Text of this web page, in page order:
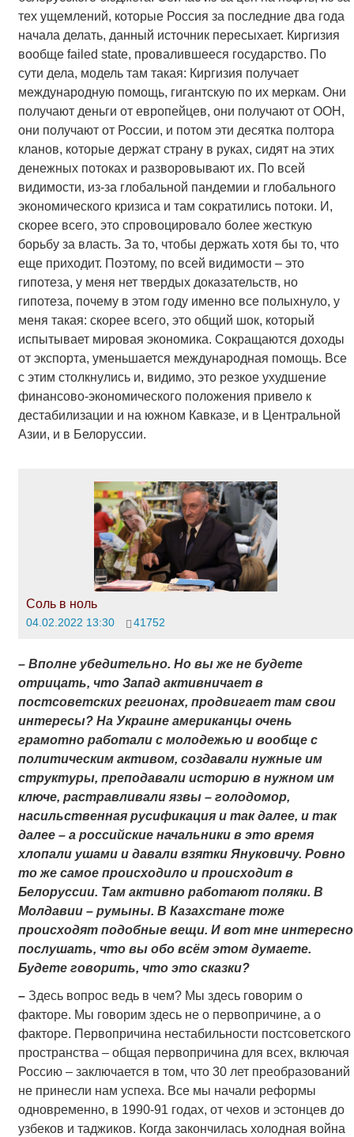
тех ущемлений, которые Россия за последние два года
начала делать, данный источник пересыхает. Киргизия
вообще failed state, провалившееся государство. По
сути дела, модель там такая: Киргизия получает
международную помощь, гигантскую по их меркам. Они
получают деньги от европейцев, они получают от ООН,
они получают от России, и потом эти десятка полтора
кланов, которые держат страну в руках, сидят на этих
денежных потоках и разворовывают их. По всей
видимости, из-за глобальной пандемии и глобального
экономического кризиса и там сократились потоки. И,
скорее всего, это спровоцировало более жесткую
борьбу за власть. За то, чтобы держать хотя бы то, что
еще приходит. Поэтому, по всей видимости – это
гипотеза, у меня нет твердых доказательств, но
гипотеза, почему в этом году именно все полыхнуло, у
меня такая: скорее всего, это общий шок, который
испытывает мировая экономика. Сокращаются доходы
от экспорта, уменьшается международная помощь. Все
с этим столкнулись и, видимо, это резкое ухудшение
финансово-экономического положения привело к
дестабилизации и на южном Кавказе, и в Центральной
Азии, и в Белоруссии.
Соль в ноль
04.02.2022 13:30 41752
– Вполне убедительно. Но вы же не будете
отрицать, что Запад активничает в
постсоветских регионах, продвигает там свои
интересы? На Украине американцы очень
грамотно работали с молодежью и вообще с
политическим активом, создавали нужные им
структуры, преподавали историю в нужном им
ключе, растравливали язвы – голодомор,
насильственная русификация и так далее, и так
далее – а российские начальники в это время
хлопали ушами и давали взятки Януковичу. Ровно
то же самое происходило и происходит в
Белоруссии. Там активно работают поляки. В
Молдавии – румыны. В Казахстане тоже
происходят подобные вещи. И вот мне интересно
послушать, что вы обо всём этом думаете.
Будете говорить, что это сказки?
– Здесь вопрос ведь в чем? Мы здесь говорим о
факторе. Мы говорим здесь не о первопричине, а о
факторе. Первопричина нестабильности постсоветского
пространства – общая первопричина для всех, включая
Россию – заключается в том, что 30 лет преобразований
не принесли нам успеха. Все мы начали реформы
одновременно, в 1990-91 годах, от чехов и эстонцев до
узбеков и таджиков. Когда закончилась холодная война